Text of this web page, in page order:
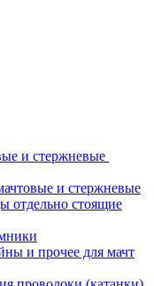
и стержневые
и стержневые
стоящие
и прочее для мачт